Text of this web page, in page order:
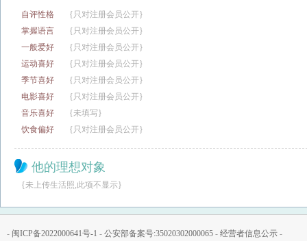
自评性格
{只对注册会员公开}
掌握语言
{只对注册会员公开}
一般爱好
{只对注册会员公开}
运动喜好
{只对注册会员公开}
季节喜好
{只对注册会员公开}
电影喜好
{只对注册会员公开}
音乐喜好
{未填写}
饮食偏好
{只对注册会员公开}
他的理想对象
{未上传生活照,此项不显示}
- 闽ICP备2022000641号-1 - 公安部备案号:35020302000065 - 经营者信息公示 -